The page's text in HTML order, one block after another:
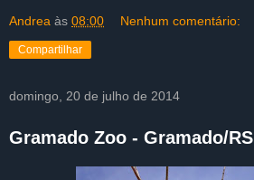
Andrea às 08:00 Nenhum comentário:
Compartilhar
domingo, 20 de julho de 2014
Gramado Zoo - Gramado/RS